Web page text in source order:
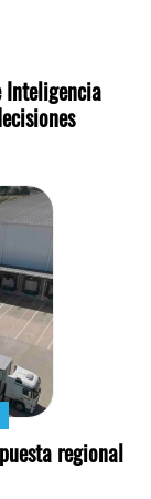
Inteligencia
regional